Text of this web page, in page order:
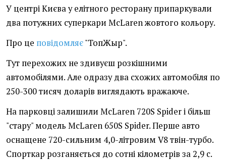
У центрі Києва у елітного ресторану припаркували
два потужних суперкари McLaren жовтого кольору.
Про це повідомляє"ТопЖыр".
Тут перехожих не здивуєш розкішними
автомобілями. Але одразу два схожих автомобіля по
250-300 тисяч доларів виглядають вражаюче.
На парковці залишили McLaren 720S Spider і більш
"стару" модель McLaren 650S Spider. Перше авто
оснащене 720-сильним 4,0-літровим V8 твін-турбо.
Спорткар розганяється до сотні кілометрів за 2,9 с.